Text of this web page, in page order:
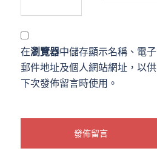
在瀏覽器中儲存顯示名稱、電子
郵件地址及個人網站網址，以供
下次發佈留言時使用。